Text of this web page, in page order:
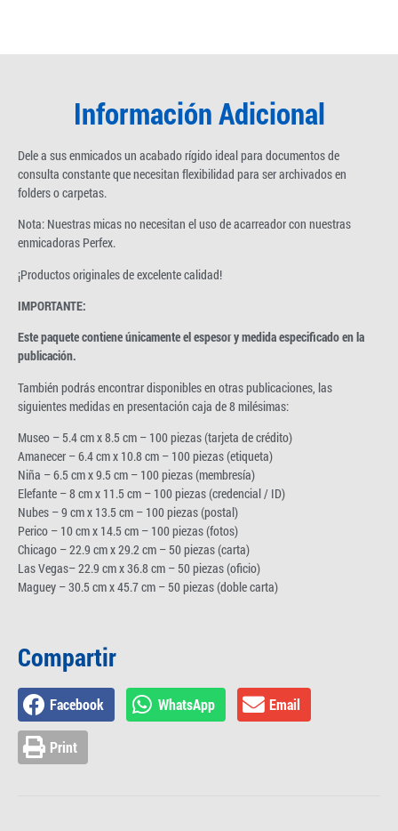
Información Adicional
Dele a sus enmicados un acabado rígido ideal para documentos de
consulta constante que necesitan flexibilidad para ser archivados en
folders o carpetas.
Nota: Nuestras micas no necesitan el uso de acarreador con nuestras
enmicadoras Perfex.
¡Productos originales de excelente calidad!
IMPORTANTE:
Este paquete contiene únicamente el espesor y medida especificado en la
publicación.
También podrás encontrar disponibles en otras publicaciones, las
siguientes medidas en presentación caja de 8 milésimas:
Museo – 5.4 cm x 8.5 cm – 100 piezas (tarjeta de crédito)
Amanecer – 6.4 cm x 10.8 cm – 100 piezas (etiqueta)
Niña – 6.5 cm x 9.5 cm – 100 piezas (membresía)
Elefante – 8 cm x 11.5 cm – 100 piezas (credencial / ID)
Nubes – 9 cm x 13.5 cm – 100 piezas (postal)
Perico – 10 cm x 14.5 cm – 100 piezas (fotos)
Chicago – 22.9 cm x 29.2 cm – 50 piezas (carta)
Las Vegas– 22.9 cm x 36.8 cm – 50 piezas (oficio)
Maguey – 30.5 cm x 45.7 cm – 50 piezas (doble carta)
Compartir
Facebook WhatsApp Email
Print